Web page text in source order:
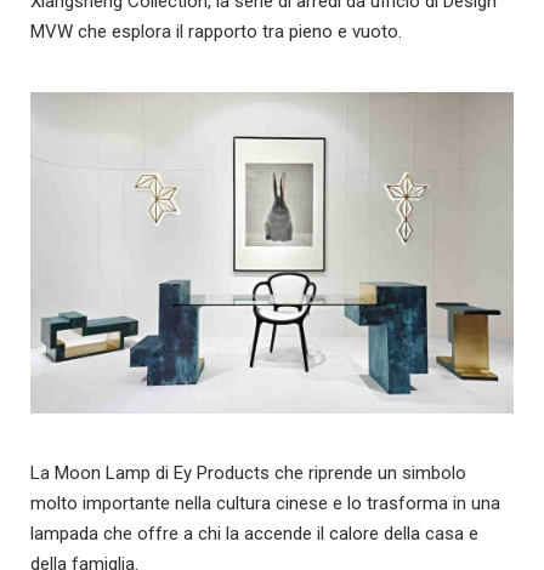
MVW che esplora il rapporto tra pieno e vuoto.
La Moon Lamp di Ey Products che riprende un simbolo
molto importante nella cultura cinese e lo trasforma in una
lampada che offre a chi la accende il calore della casa e
della famiglia.